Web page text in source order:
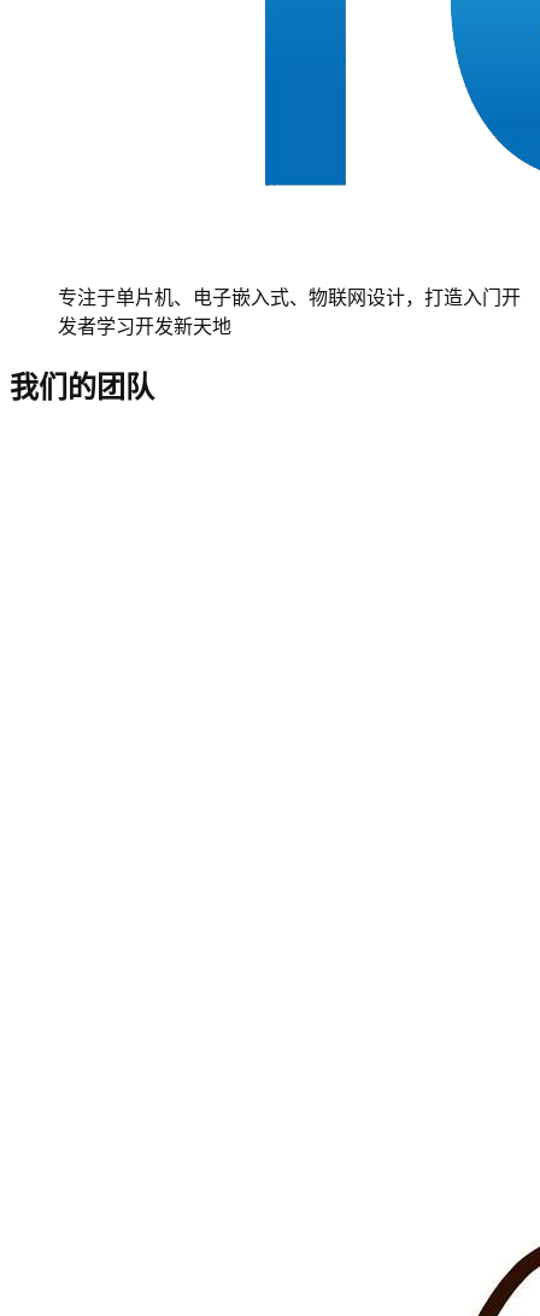
专注于单片机、电子嵌入式、物联网设计，打造入门开
发者学习开发新天地
我们的团队